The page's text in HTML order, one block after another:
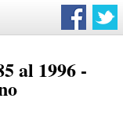
al 1996 -